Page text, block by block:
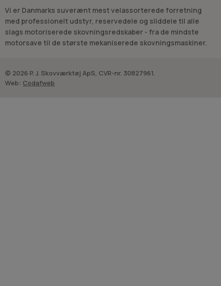
Vi er Danmarks suverænt mest velassorterede forretning
med professionelt udstyr, reservedele og sliddele til alle
slags motoriserede skovningsredskaber - fra de mindste
motorsave til de største mekaniserede skovningsmaskiner.
© 2026 P. J. Skovværktøj ApS, CVR-nr. 30827961.
Web: Codafweb